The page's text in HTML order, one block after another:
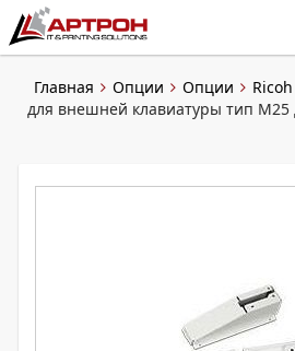
Главная Опции Опции Ricoh
для внешней клавиатуры тип M25